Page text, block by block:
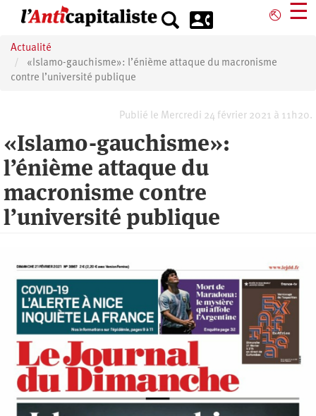
principal
⎋ ☰
Actualité
«Islamo-gauchisme»: l’énième attaque du macronisme
contre l’université publique
Publié le Mercredi 24 février 2021 à 11h20.
«Islamo-gauchisme»:
l’énième attaque du
macronisme contre
l’université publique